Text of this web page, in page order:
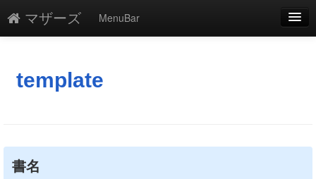
マザーズ
MenuBar
添付
最終更新
template
書名